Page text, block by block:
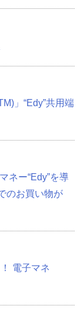
」“Edy”共用端
ネー“Edy”を導
のお買い物が
電子マネ